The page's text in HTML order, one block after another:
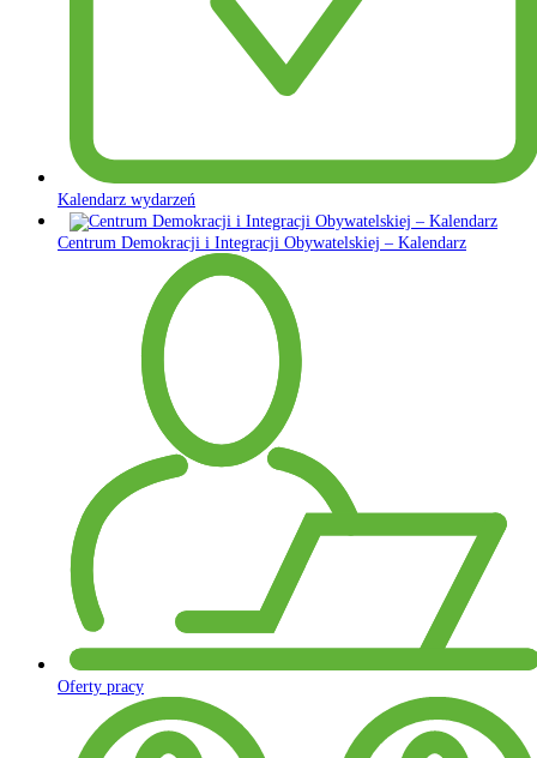
Kalendarz wydarzeń
Centrum Demokracji i Integracji Obywatelskiej – Kalendarz
Oferty pracy